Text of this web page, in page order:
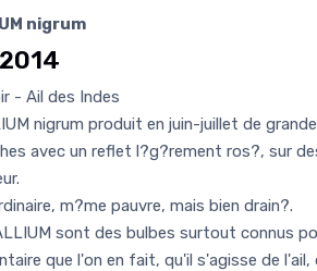
nigrum
- Ail des Indes
nigrum produit en juin-juillet de
avec un reflet l?g?rement ros?, sur
m?me pauvre, mais bien drain?.
sont des bulbes surtout connus
que l'on en fait, qu'il s'agisse de